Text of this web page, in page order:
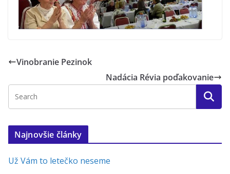
Vinobranie Pezinok
Nadácia Révia poďakovanie
Najnovšie články
Už Vám to letečko neseme